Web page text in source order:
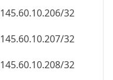
145.60.10.206/32
145.60.10.207/32
145.60.10.208/32